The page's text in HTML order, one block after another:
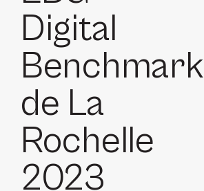
Digital
Benchmark
de La
Rochelle
2023